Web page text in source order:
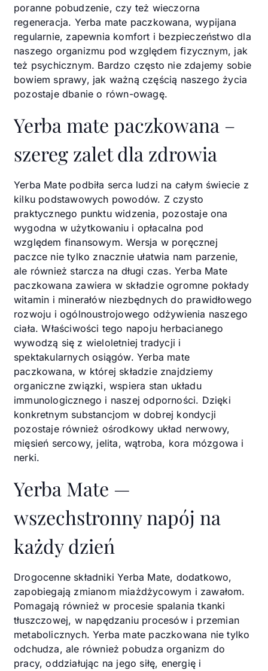
poranne pobudzenie, czy też wieczorna
regeneracja. Yerba mate paczkowana, wypijana
regularnie, zapewnia komfort i bezpieczeństwo dla
naszego organizmu pod względem fizycznym, jak
też psychicznym. Bardzo często nie zdajemy sobie
bowiem sprawy, jak ważną częścią naszego życia
pozostaje dbanie o równ-owagę.
Yerba mate paczkowana –
szereg zalet dla zdrowia
Yerba Mate podbiła serca ludzi na całym świecie z
kilku podstawowych powodów. Z czysto
praktycznego punktu widzenia, pozostaje ona
wygodna w użytkowaniu i opłacalna pod
względem finansowym. Wersja w poręcznej
paczce nie tylko znacznie ułatwia nam parzenie,
ale również starcza na długi czas. Yerba Mate
paczkowana zawiera w składzie ogromne pokłady
witamin i minerałów niezbędnych do prawidłowego
rozwoju i ogólnoustrojowego odżywienia naszego
ciała. Właściwości tego napoju herbacianego
wywodzą się z wieloletniej tradycji i
spektakularnych osiągów. Yerba mate
paczkowana, w której składzie znajdziemy
organiczne związki, wspiera stan układu
immunologicznego i naszej odporności. Dzięki
konkretnym substancjom w dobrej kondycji
pozostaje również ośrodkowy układ nerwowy,
mięsień sercowy, jelita, wątroba, kora mózgowa i
nerki.
Yerba Mate —
wszechstronny napój na
każdy dzień
Drogocenne składniki Yerba Mate, dodatkowo,
zapobiegają zmianom miażdżycowym i zawałom.
Pomagają również w procesie spalania tkanki
tłuszczowej, w napędzaniu procesów i przemian
metabolicznych. Yerba mate paczkowana nie tylko
odchudza, ale również pobudza organizm do
pracy, oddziałując na jego siłę, energię i